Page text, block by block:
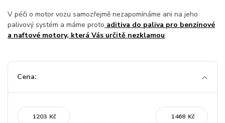
V péči o motor vozu samozřejmě nezapomínáme ani na jeho
palivový systém a máme proto aditiva do paliva pro benzínové
a naftové motory, která Vás určitě nezklamou.
Cena:
Kč Kč